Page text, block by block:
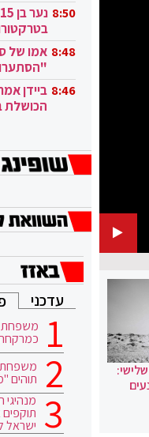
8:50
8:48 אמו של
"הסתערו
ובגבורה" 8:46 ביידן
הכושלת
עדכני
משפחת
משפחת
תוהים
תוקפים
ישראל